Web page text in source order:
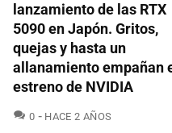
lanzamiento de las RTX
5090 en Japón. Gritos,
quejas y hasta un
allanamiento empañan
estreno de NVIDIA
0 COMENTARIOS
HACE 2 AÑOS